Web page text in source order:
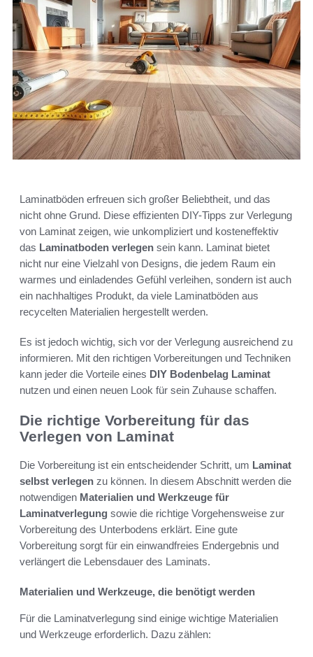
Laminatböden erfreuen sich großer Beliebtheit, und das
nicht ohne Grund. Diese effizienten DIY-Tipps zur Verlegung
von Laminat zeigen, wie unkompliziert und kosteneffektiv
das Laminatboden verlegen sein kann. Laminat bietet
nicht nur eine Vielzahl von Designs, die jedem Raum ein
warmes und einladendes Gefühl verleihen, sondern ist auch
ein nachhaltiges Produkt, da viele Laminatböden aus
recycelten Materialien hergestellt werden.
Es ist jedoch wichtig, sich vor der Verlegung ausreichend zu
informieren. Mit den richtigen Vorbereitungen und Techniken
kann jeder die Vorteile eines DIY Bodenbelag Laminat
nutzen und einen neuen Look für sein Zuhause schaffen.
Die richtige Vorbereitung für das
Verlegen von Laminat
Die Vorbereitung ist ein entscheidender Schritt, um Laminat
selbst verlegen zu können. In diesem Abschnitt werden die
notwendigen Materialien und Werkzeuge für
Laminatverlegung sowie die richtige Vorgehensweise zur
Vorbereitung des Unterbodens erklärt. Eine gute
Vorbereitung sorgt für ein einwandfreies Endergebnis und
verlängert die Lebensdauer des Laminats.
Materialien und Werkzeuge, die benötigt werden
Für die Laminatverlegung sind einige wichtige Materialien
und Werkzeuge erforderlich. Dazu zählen: